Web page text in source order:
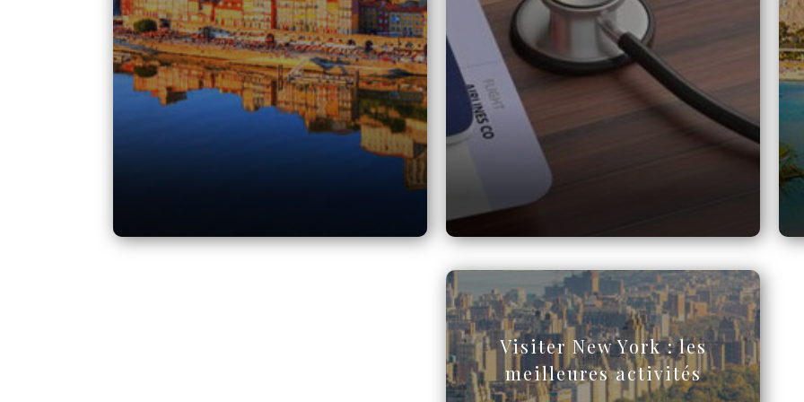
Visiter New York : les
meilleures activités